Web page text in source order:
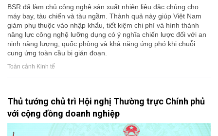
BSR đã làm chủ công nghệ sản xuất nhiên liệu đặc chủng cho
máy bay, tàu chiến và tàu ngầm. Thành quả này giúp Việt Nam
giảm phụ thuộc vào nhập khẩu, tiết kiệm chi phí và hình thành
năng lực công nghệ lưỡng dụng có ý nghĩa chiến lược đối với an
ninh năng lượng, quốc phòng và khả năng ứng phó khi chuỗi
cung ứng toàn cầu bị gián đoạn.
Toàn cảnh Kinh tế
Thủ tướng chủ trì Hội nghị Thường trực Chính phủ
với cộng đồng doanh nghiệp